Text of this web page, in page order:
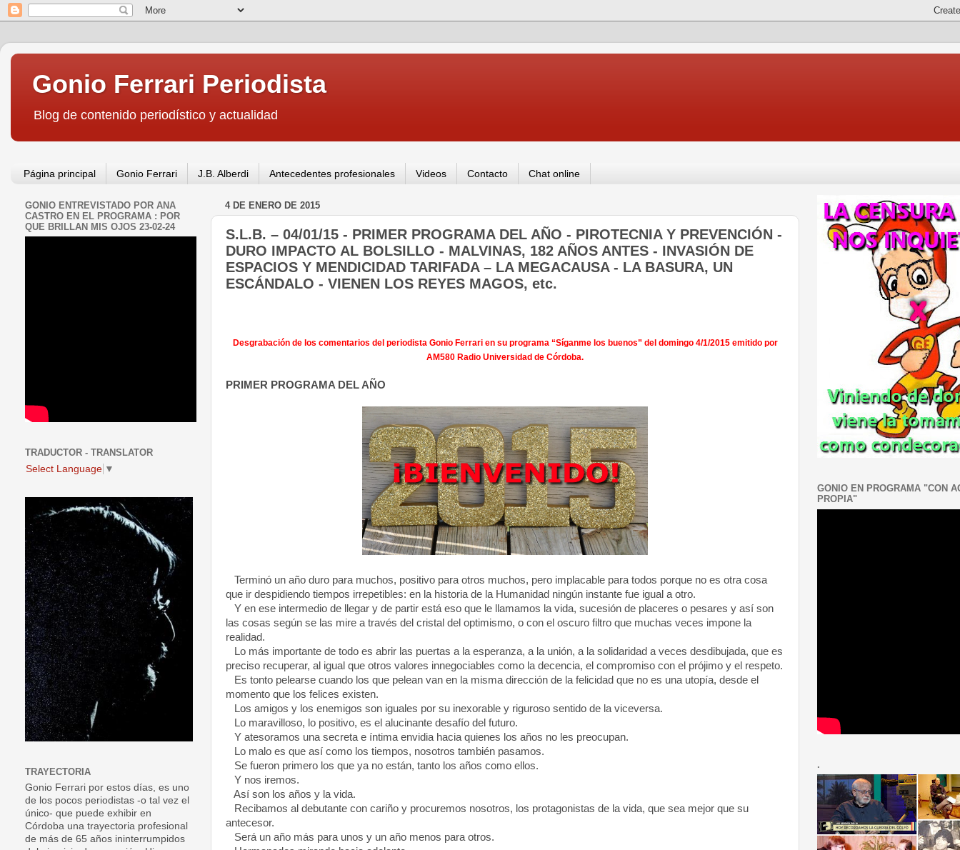
Gonio Ferrari Periodista
Blog de contenido periodístico y actualidad
Página principal Gonio Ferrari J.B. Alberdi Antecedentes profesionales Videos Contacto Chat online
4 DE ENERO DE 2015
S.L.B. – 04/01/15 - PRIMER PROGRAMA DEL AÑO - PIROTECNIA Y PREVENCIÓN -
DURO IMPACTO AL BOLSILLO - MALVINAS, 182 AÑOS ANTES - INVASIÓN DE
ESPACIOS Y MENDICIDAD TARIFADA – LA MEGACAUSA - LA BASURA, UN
ESCÁNDALO - VIENEN LOS REYES MAGOS, etc.
Desgrabación de los comentarios del periodista Gonio Ferrari en su programa “Síganme los buenos” del domingo 4/1/2015 emitido por
AM580 Radio Universidad de Córdoba.
PRIMER PROGRAMA DEL AÑO
Terminó un año duro para muchos, positivo para otros muchos, pero implacable para todos porque no es otra cosa
que ir despidiendo tiempos irrepetibles: en la historia de la Humanidad ningún instante fue igual a otro.
Y en ese intermedio de llegar y de partir está eso que le llamamos la vida, sucesión de placeres o pesares y así son
las cosas según se las mire a través del cristal del optimismo, o con el oscuro filtro que muchas veces impone la
realidad.
Lo más importante de todo es abrir las puertas a la esperanza, a la unión, a la solidaridad a veces desdibujada, que es
preciso recuperar, al igual que otros valores innegociables como la decencia, el compromiso con el prójimo y el respeto.
Es tonto pelearse cuando los que pelean van en la misma dirección de la felicidad que no es una utopía, desde el
momento que los felices existen.
Los amigos y los enemigos son iguales por su inexorable y riguroso sentido de la viceversa.
Lo maravilloso, lo positivo, es el alucinante desafío del futuro.
Y atesoramos una secreta e íntima envidia hacia quienes los años no les preocupan.
Lo malo es que así como los tiempos, nosotros también pasamos.
Se fueron primero los que ya no están, tanto los años como ellos.
Y nos iremos.
Así son los años y la vida.
Recibamos al debutante con cariño y procuremos nosotros, los protagonistas de la vida, que sea mejor que su
antecesor.
Será un año más para unos y un año menos para otros.
GONIO ENTREVISTADO POR ANA
CASTRO EN EL PROGRAMA : POR
QUE BRILLAN MIS OJOS 23-02-24
TRADUCTOR - TRANSLATOR
Select Language ▼
TRAYECTORIA
Gonio Ferrari por estos días, es uno
de los pocos periodistas -o tal vez el
único- que puede exhibir en
Córdoba una trayectoria profesional
de más de 65 años ininterrumpidos
GONIO EN PROGRAMA "CON
PROPIA"
.